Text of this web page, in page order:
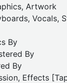
Artwork
Vocals,
By
By
By
Effects